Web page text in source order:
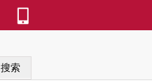
搜索